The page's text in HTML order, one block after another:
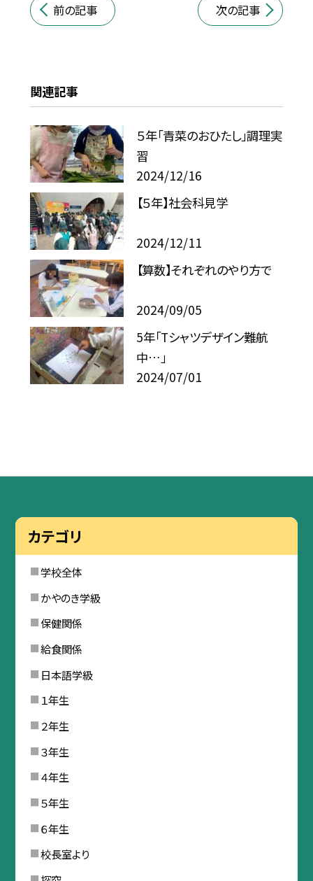
前の記事 次の記事
関連記事
５年「青菜のおひたし」調理実
習
2024/12/16
【５年】社会科見学
2024/12/11
【算数】それぞれのやり方で
2024/09/05
5年「Tシャツデザイン難航
中…」
2024/07/01
カテゴリ
学校全体
かやのき学級
保健関係
給食関係
日本語学級
１年生
２年生
３年生
４年生
５年生
６年生
校長室より